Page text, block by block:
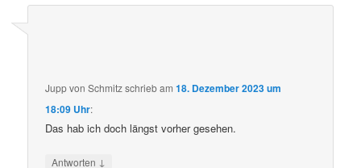
Jupp von Schmitzschriebam18. Dezember 2023 um
18:09 Uhr:
Das hab ich doch längst vorher gesehen.
Antworten ↓